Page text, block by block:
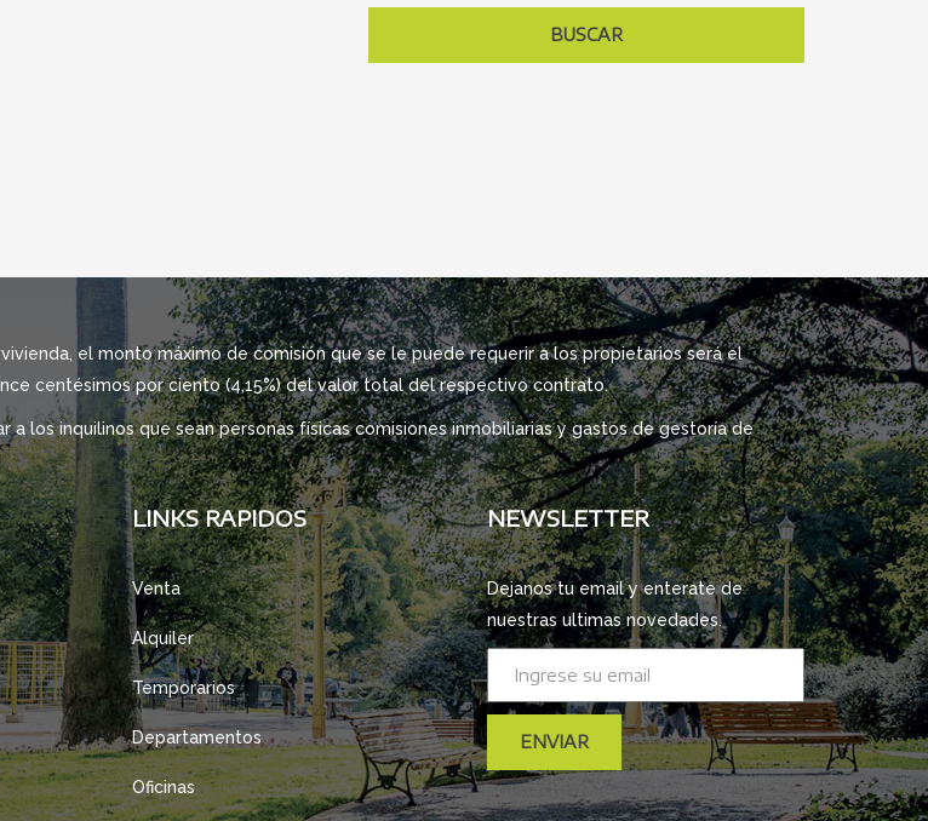
BUSCAR
el monto máximo de comisión que se le puede requerir a los propietarios será el
centésimos por ciento (4,15%) del valor total del respectivo contrato.
a los inquilinos que sean personas físicas comisiones inmobiliarias y gastos de gestoría de
LINKS RAPIDOS
Venta
Alquiler
Temporarios
Departamentos
Oficinas
NEWSLETTER
Dejanos tu email y enterate de
nuestras ultimas novedades.
ENVIAR